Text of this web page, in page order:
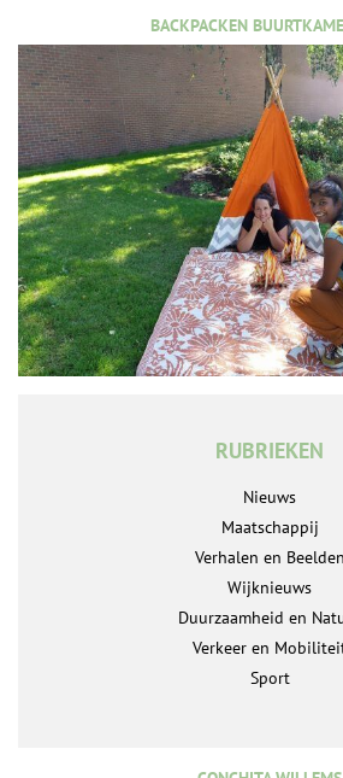
BACKPACKEN
RUBRIEKEN
Nieuws
Maatschappij
Verhalen en Beelden
Wijknieuws
Duurzaamheid en
Verkeer en
Sport